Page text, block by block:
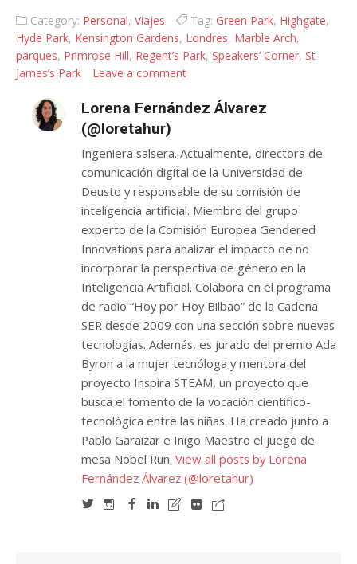
ver…
Category: Personal, Viajes Tag: Green Park, Highgate,
Hyde Park, Kensington Gardens, Londres, Marble Arch,
parques, Primrose Hill, Regent’s Park, Speakers’ Corner, St
James’s Park
Leave a comment
Lorena Fernández Álvarez
(@loretahur)
Ingeniera salsera. Actualmente, directora de
comunicación digital de la Universidad de
Deusto y responsable de su comisión de
inteligencia artificial. Miembro del grupo
experto de la Comisión Europea Gendered
Innovations para analizar el impacto de no
incorporar la perspectiva de género en la
Inteligencia Artificial. Colabora en el programa
de radio “Hoy por Hoy Bilbao” de la Cadena
SER desde 2009 con una sección sobre nuevas
tecnologías. Además, es jurado del premio Ada
Byron a la mujer tecnóloga y mentora del
proyecto Inspira STEAM, un proyecto que
busca el fomento de la vocación científico-
tecnológica entre las niñas. Ha creado junto a
Pablo Garaizar e Iñigo Maestro el juego de
mesa Nobel Run. View all posts by Lorena
Fernández Álvarez (@loretahur)